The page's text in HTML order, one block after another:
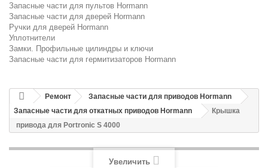
Запасные части для пультов Hormann
Запасные части для дверей Hormann
Ручки для дверей Hormann
Уплотнители
Замки. Профильные цилиндры и ключи
Запасные части для гермитизаторов Hormann
Ремонт
Запасные части для приводов Hormann
Запасные части для откатных приводов Hormann
Крышка
привода для Portronic S 4000
Увеличить